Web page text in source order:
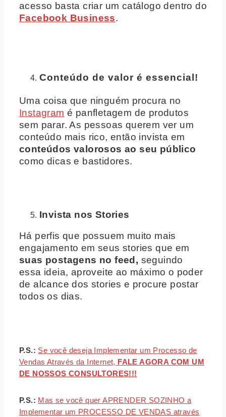
acesso basta criar um catálogo dentro do
Facebook Business.
Conteúdo de valor é essencial!
Uma coisa que ninguém procura no
Instagram é panfletagem de produtos
sem parar. As pessoas querem ver um
conteúdo mais rico, então invista em
conteúdos valorosos ao seu público
como dicas e bastidores.
Invista nos Stories
Há perfis que possuem muito mais
engajamento em seus stories que em
suas postagens no feed, seguindo
essa ideia, aproveite ao máximo o poder
de alcance dos stories e procure postar
todos os dias.
P.S.: Se você deseja Implementar um Processo de
Vendas Através da Internet, FALE AGORA COM UM
DE NOSSOS CONSULTORES!!!
P.S.: Mas se você quer APRENDER SOZINHO a
Implementar um PROCESSO DE VENDAS através